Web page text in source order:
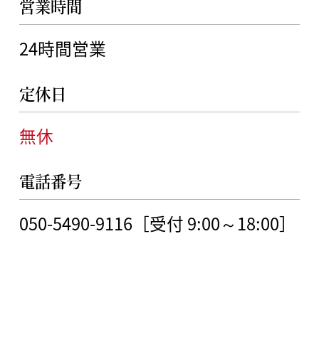
営業時間
24時間営業
定休日
無休
電話番号
050-5490-9116［受付 9:00～18:00］